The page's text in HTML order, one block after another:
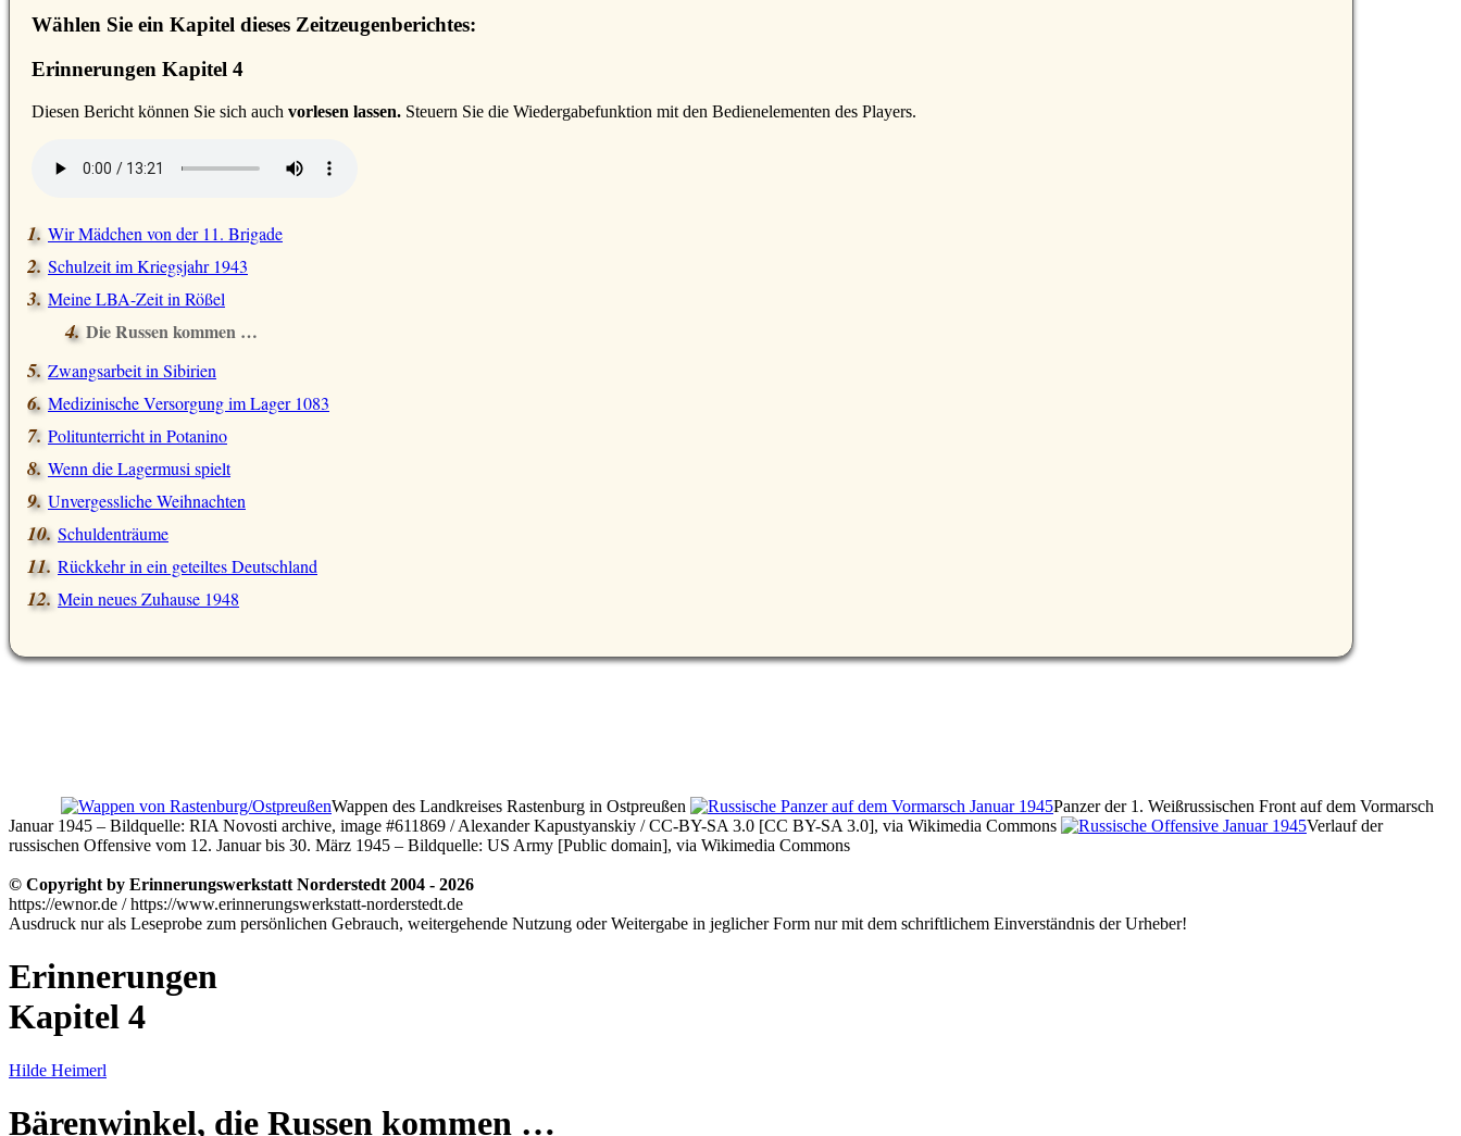
Wählen Sie ein Kapitel dieses Zeitzeugenberichtes:
Erinnerungen Kapitel 4
Diesen Bericht können Sie sich auch vorlesen lassen. Steuern Sie die Wiedergabefunktion mit den Bedienelementen des Players.
Wir Mädchen von der 11. Brigade
Schulzeit im Kriegsjahr 1943
Meine LBA-Zeit in Rößel
Die Russen kommen …
Zwangsarbeit in Sibirien
Medizinische Versorgung im Lager 1083
Politunterricht in Potanino
Wenn die Lagermusi spielt
Unvergessliche Weihnachten
Schuldenträume
Rückkehr in ein geteiltes Deutschland
Mein neues Zuhause 1948
Wappen des Landkreises Rastenburg in Ostpreußen
Panzer der 1. Weißrussischen Front auf dem Vormarsch
Januar 1945 – Bildquelle: RIA Novosti archive, image #611869 / Alexander Kapustyanskiy / CC-BY-SA 3.0 [CC BY-SA 3.0], via Wikimedia Commons
Verlauf der
russischen Offensive vom 12. Januar bis 30. März 1945 – Bildquelle: US Army [Public domain], via Wikimedia Commons
© Copyright by Erinnerungswerkstatt Norderstedt 2004 - 2026
https://ewnor.de / https://www.erinnerungswerkstatt-norderstedt.de
Ausdruck nur als Leseprobe zum persönlichen Gebrauch, weitergehende Nutzung oder Weitergabe in jeglicher Form nur mit dem schriftlichem Einverständnis der Urheber!
Erinnerungen
Kapitel 4
Hilde Heimerl
Bärenwinkel, die Russen kommen …